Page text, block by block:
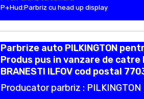
P+Hud:Parbriz cu head up display
Parbrize auto PILKINGTON
Produs pus in vanzare de
BRANESTI ILFOV cod postal
Producator parbriz : PILKINGTON